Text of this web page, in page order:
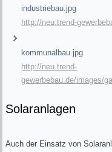
industriebau.jpg
http://neu.trend-
kommunalbau.jpg
http://neu.trend-
gewerbebau.de/images/
Solaranlagen
Auch der Einsatz von